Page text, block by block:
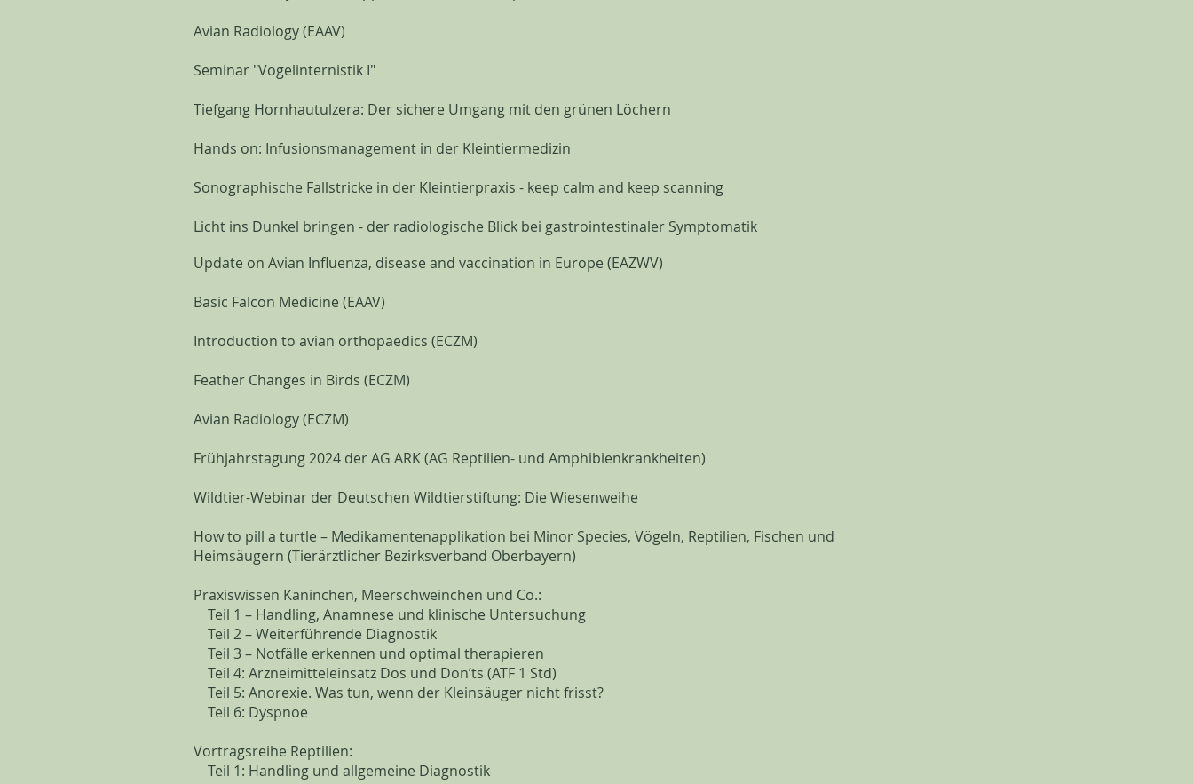
Avian Radiology (EAAV)
Seminar "Vogelinternistik I"
Tiefgang Hornhautulzera: Der sichere Umgang mit den grünen Löchern
Hands on: Infusionsmanagement in der Kleintiermedizin
Sonographische Fallstricke in der Kleintierpraxis - keep calm and keep scanning
Licht ins Dunkel bringen - der radiologische Blick bei gastrointestinaler Symptomatik
Update on Avian Influenza, disease and vaccination in Europe (EAZWV)
Basic Falcon Medicine (EAAV)
Introduction to avian orthopaedics (ECZM)
Feather Changes in Birds (ECZM)
Avian Radiology (ECZM)
Frühjahrstagung 2024 der AG ARK (AG Reptilien- und Amphibienkrankheiten)
​Wildtier-Webinar der Deutschen Wildtierstiftung: Die Wiesenweihe
How to pill a turtle – Medikamentenapplikation bei Minor Species, Vögeln, Reptilien, Fischen und
Heimsäugern (Tierärztlicher Bezirksverband Oberbayern)
​Praxiswissen Kaninchen, Meerschweinchen und Co.:
Teil 1 – Handling, Anamnese und klinische Untersuchung
Teil 2 – Weiterführende Diagnostik
Teil 3 – Notfälle erkennen und optimal therapieren
Teil 4: Arzneimitteleinsatz Dos und Don’ts (ATF 1 Std)
Teil 5: Anorexie. Was tun, wenn der Kleinsäuger nicht frisst?
Teil 6: Dyspnoe
Vortragsreihe Reptilien:
Teil 1: Handling und allgemeine Diagnostik